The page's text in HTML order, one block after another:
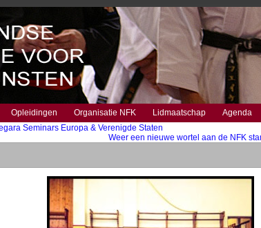
Opleidingen Organisatie NFK Lidmaatschap Agenda
Seminars Europa & Verenigde Staten
Weer een nieuwe wortel aan de NFK